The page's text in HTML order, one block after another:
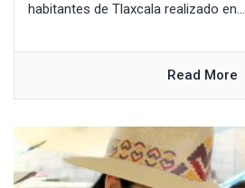
habitantes de Tlaxcala realizado en...
Read More